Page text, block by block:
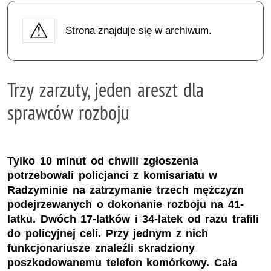
Strona znajduje się w archiwum.
Trzy zarzuty, jeden areszt dla
sprawców rozboju
Tylko 10 minut od chwili zgłoszenia
potrzebowali policjanci z komisariatu w
Radzyminie na zatrzymanie trzech mężczyzn
podejrzewanych o dokonanie rozboju na 41-
latku. Dwóch 17-latków i 34-latek od razu trafili
do policyjnej celi. Przy jednym z nich
funkcjonariusze znaleźli skradziony
poszkodowanemu telefon komórkowy. Cała